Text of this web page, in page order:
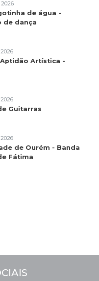
de água -
de dança
Artística -
Guitarras
de Ourém - Banda
Fátima